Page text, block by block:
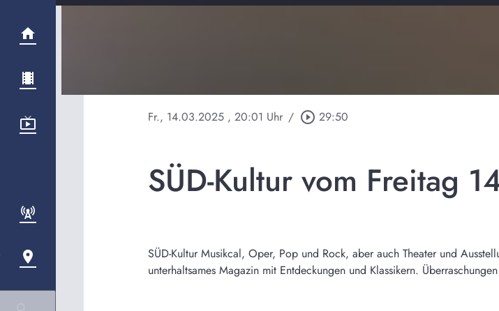
Fr., 14.03.2025 , 20:01 Uhr / play_circle_outline 29:50
SÜD-Kultur vom Freitag
SÜD-Kultur Musikcal, Oper, Pop und Rock, aber auch Theater und
unterhaltsames Magazin mit Entdeckungen und Klassikern.